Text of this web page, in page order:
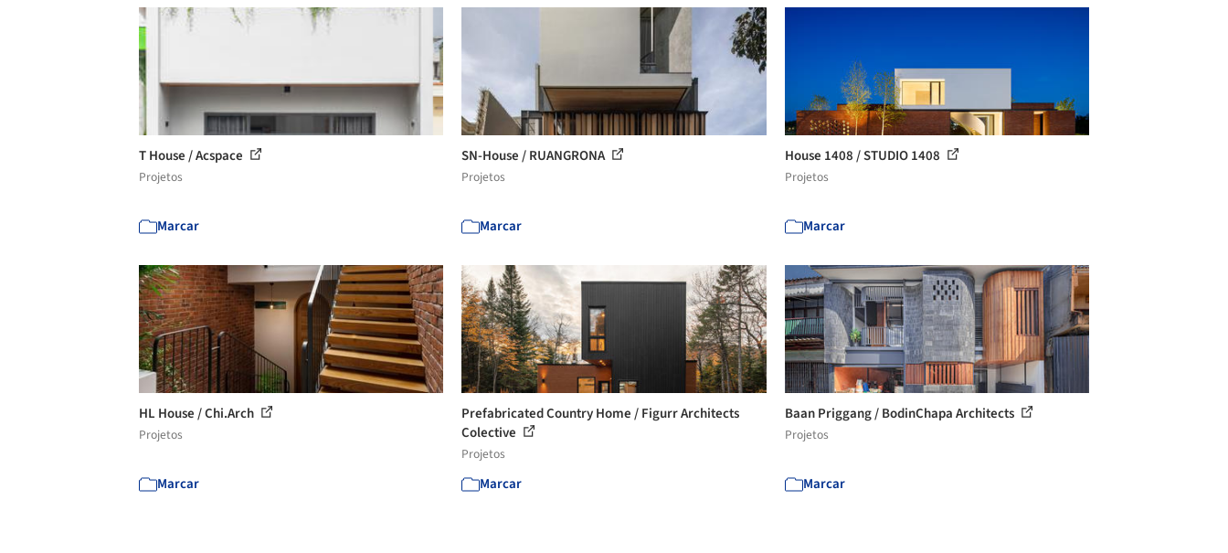
T House / Acspace
Projetos
Marcar
SN-House / RUANGRONA
Projetos
Marcar
House 1408 / STUDIO 1408
Projetos
Marcar
HL House / Chi.Arch
Projetos
Marcar
Prefabricated Country Home / Figurr Architects
Colective
Projetos
Marcar
Baan Priggang / BodinChapa Architects
Projetos
Marcar